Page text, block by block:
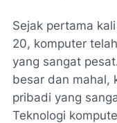
Sejak pertama
20, komputer
yang sangat
besar dan mahal,
pribadi yang
Teknologi